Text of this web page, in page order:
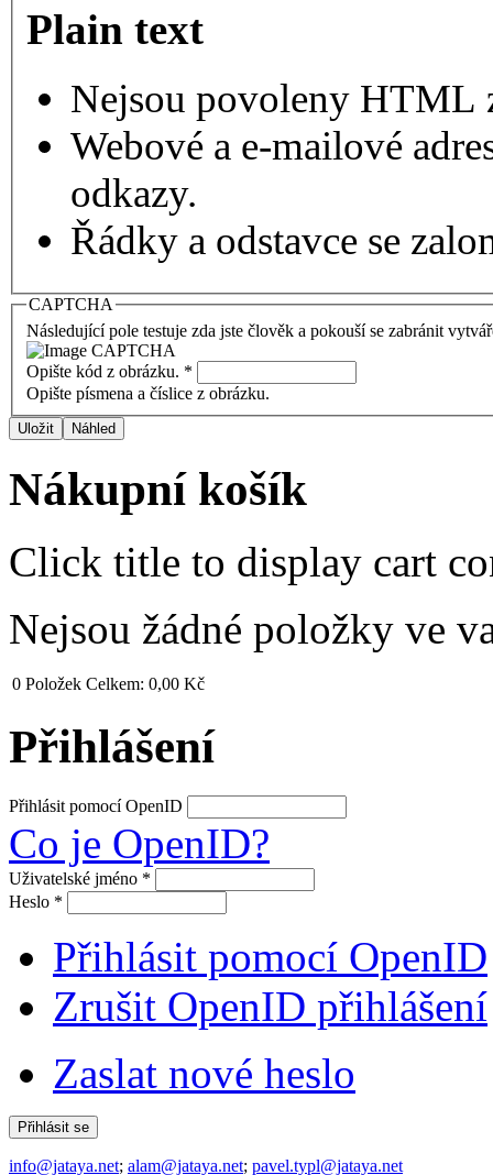
Plain text
Nejsou povoleny HTML
Webové a e-mailové
odkazy.
Řádky a odstavce se
CAPTCHA
Následující pole testuje zda jste člověk a pokouší se zabránit
Opište kód z obrázku. *
Opište písmena a číslice z obrázku.
Nákupní košík
Click title to display cart
Nejsou žádné položky ve
0 Položek Celkem: 0,00 Kč
Přihlášení
Přihlásit pomocí OpenID
Co je OpenID?
Uživatelské jméno *
Heslo *
Přihlásit pomocí OpenID
Zrušit OpenID přihlášení
Zaslat nové heslo
info@jataya.net; alam@jataya.net; pavel.typl@jataya.net